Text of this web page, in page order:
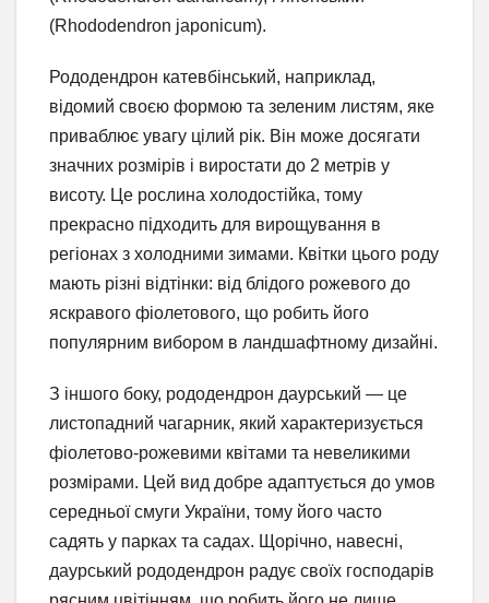
(Rhododendron japonicum).
Рододендрон катевбінський, наприклад,
відомий своєю формою та зеленим листям, яке
приваблює увагу цілий рік. Він може досягати
значних розмірів і виростати до 2 метрів у
висоту. Це рослина холодостійка, тому
прекрасно підходить для вирощування в
регіонах з холодними зимами. Квітки цього роду
мають різні відтінки: від блідого рожевого до
яскравого фіолетового, що робить його
популярним вибором в ландшафтному дизайні.
З іншого боку, рододендрон даурський — це
листопадний чагарник, який характеризується
фіолетово-рожевими квітами та невеликими
розмірами. Цей вид добре адаптується до умов
середньої смуги України, тому його часто
садять у парках та садах. Щорічно, навесні,
даурський рододендрон радує своїх господарів